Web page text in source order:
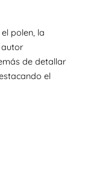
polen, la
de detallar
el